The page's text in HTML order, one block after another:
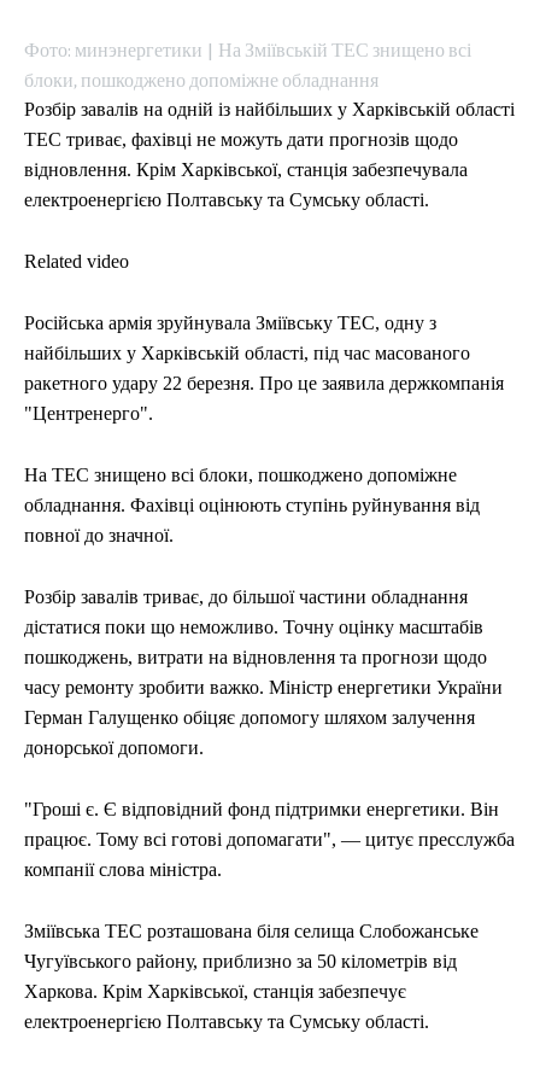
Фото: минэнергетики | На Зміївській ТЕС знищено всі
блоки, пошкоджено допоміжне обладнання
Розбір завалів на одній із найбільших у Харківській області
ТЕС триває, фахівці не можуть дати прогнозів щодо
відновлення. Крім Харківської, станція забезпечувала
електроенергією Полтавську та Сумську області.
Related video
Російська армія зруйнувала Зміївську ТЕС, одну з
найбільших у Харківській області, під час масованого
ракетного удару 22 березня. Про це заявила держкомпанія
"Центренерго".
На ТЕС знищено всі блоки, пошкоджено допоміжне
обладнання. Фахівці оцінюють ступінь руйнування від
повної до значної.
Розбір завалів триває, до більшої частини обладнання
дістатися поки що неможливо. Точну оцінку масштабів
пошкоджень, витрати на відновлення та прогнози щодо
часу ремонту зробити важко. Міністр енергетики України
Герман Галущенко обіцяє допомогу шляхом залучення
донорської допомоги.
"Гроші є. Є відповідний фонд підтримки енергетики. Він
працює. Тому всі готові допомагати", — цитує пресслужба
компанії слова міністра.
Зміївська ТЕС розташована біля селища Слобожанське
Чугуївського району, приблизно за 50 кілометрів від
Харкова. Крім Харківської, станція забезпечує
електроенергією Полтавську та Сумську області.